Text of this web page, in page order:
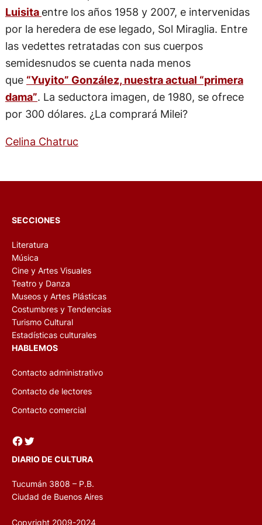
Luisita entre los años 1958 y 2007, e intervenidas
por la heredera de ese legado, Sol Miraglia. Entre
las vedettes retratadas con sus cuerpos
semidesnudos se cuenta nada menos
que “Yuyito” González, nuestra actual “primera
dama”. La seductora imagen, de 1980, se ofrece
por 300 dólares. ¿La comprará Milei?
Celina Chatruc
SECCIONES
Literatura
Música
Cine y Artes Visuales
Teatro y Danza
Museos y Artes Plásticas
Costumbres y Tendencias
Turismo Cultural
Estadísticas culturales
HABLEMOS
Contacto administrativo
Contacto de lectores
Contacto comercial
Facebook Twitter
DIARIO DE CULTURA
Tucumán 3808 – P.B.
Ciudad de Buenos Aires
Copyright 2009-2024